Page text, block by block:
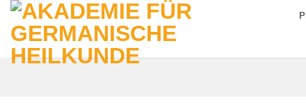
Zum
Inhalt
springen